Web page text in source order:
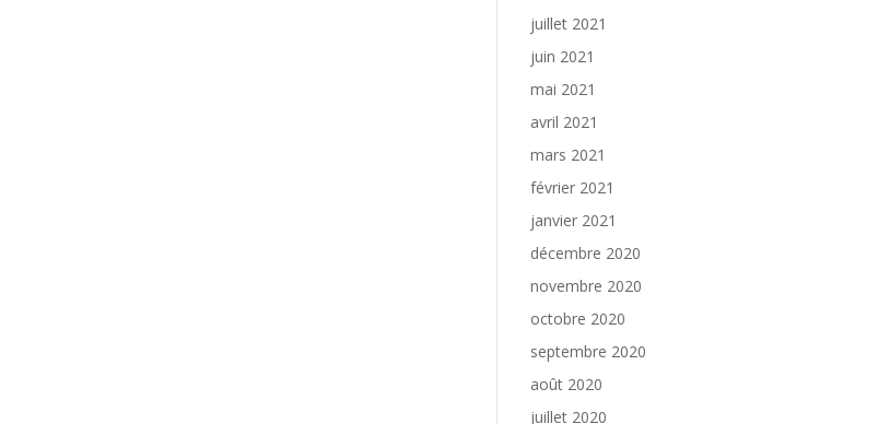
juillet 2021
juin 2021
mai 2021
avril 2021
mars 2021
février 2021
janvier 2021
décembre 2020
novembre 2020
octobre 2020
septembre 2020
août 2020
juillet 2020